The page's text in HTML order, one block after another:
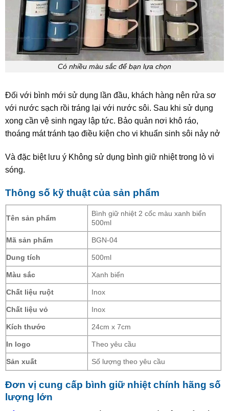
Có nhiều màu sắc để bạn lựa chọn
Đối với bình mới sử dụng lần đầu, khách hàng nên rửa sơ
với nước sạch rồi tráng lại với nước sôi. Sau khi sử dụng
xong cần vệ sinh ngay lập tức. Bảo quản nơi khô ráo,
thoáng mát tránh tạo điều kiện cho vi khuẩn sinh sôi nảy nở
Và đặc biệt lưu ý Không sử dụng bình giữ nhiệt trong lò vi
sóng.
Thông số kỹ thuật của sản phẩm
Tên sản phẩm
Bình giữ nhiệt 2 cốc màu xanh biển
500ml
Mã sản phẩm BGN-04
Dung tích 500ml
Màu sắc Xanh biển
Chất liệu ruột Inox
Chất liệu vỏ Inox
Kích thước 24cm x 7cm
In logo Theo yêu cầu
Sản xuất Số lượng theo yêu cầu
Đơn vị cung cấp bình giữ nhiệt chính hãng số
lượng lớn